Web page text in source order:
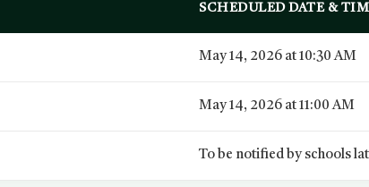
SCHEDULED DATE &
May 14, 2026 at 10:30 AM
May 14, 2026 at 11:00 AM
To be notified by schools